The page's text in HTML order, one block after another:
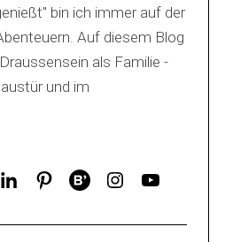
bin ich immer auf der
Auf diesem Blog
als Familie -
und im